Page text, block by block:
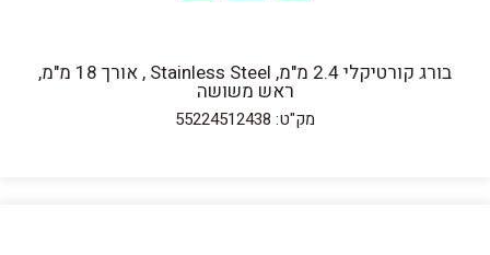
בורג קורטיקלי 2.4 מ"מ, Stainless Steel , אורך 18 מ"מ,
ראש משושה
מק"ט: 55224512438